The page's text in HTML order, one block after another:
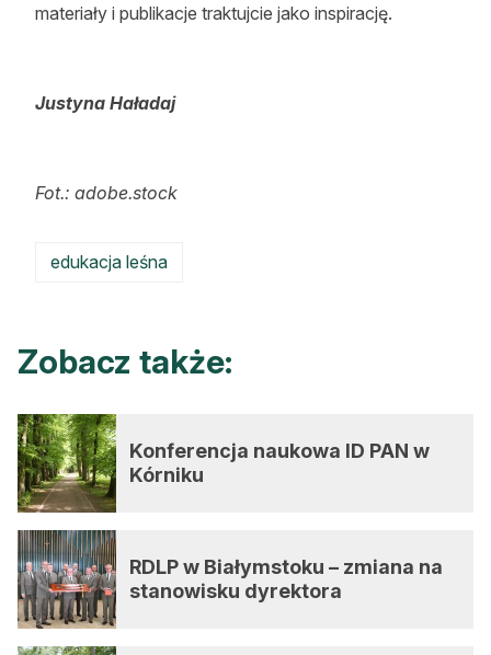
materiały i publikacje traktujcie jako inspirację.
Justyna Haładaj
Fot.: adobe.stock
edukacja leśna
Zobacz także:
Konferencja naukowa ID PAN w
Kórniku
RDLP w Białymstoku – zmiana na
stanowisku dyrektora